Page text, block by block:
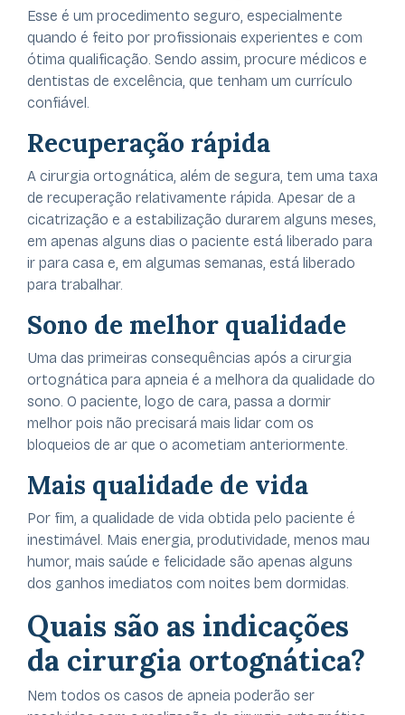
Esse é um procedimento seguro, especialmente
quando é feito por profissionais experientes e com
ótima qualificação. Sendo assim, procure médicos e
dentistas de excelência, que tenham um currículo
confiável.
Recuperação rápida
A cirurgia ortognática, além de segura, tem uma taxa
de recuperação relativamente rápida. Apesar de a
cicatrização e a estabilização durarem alguns meses,
em apenas alguns dias o paciente está liberado para
ir para casa e, em algumas semanas, está liberado
para trabalhar.
Sono de melhor qualidade
Uma das primeiras consequências após a cirurgia
ortognática para apneia é a melhora da qualidade do
sono. O paciente, logo de cara, passa a dormir
melhor pois não precisará mais lidar com os
bloqueios de ar que o acometiam anteriormente.
Mais qualidade de vida
Por fim, a qualidade de vida obtida pelo paciente é
inestimável. Mais energia, produtividade, menos mau
humor, mais saúde e felicidade são apenas alguns
dos ganhos imediatos com noites bem dormidas.
Quais são as indicações
da cirurgia ortognática?
Nem todos os casos de apneia poderão ser